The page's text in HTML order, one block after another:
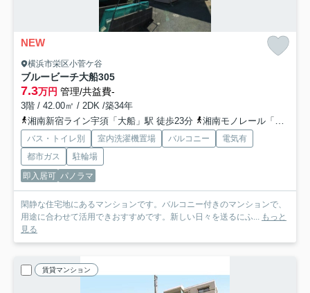
NEW
横浜市栄区小菅ケ谷
ブルービーチ大船305
7.3万円 管理/共益費-
3階 / 42.00㎡ / 2DK /築34年
湘南新宿ライン宇須「大船」駅 徒歩23分
湘南モノレール「大船」駅 徒歩23分
バス・トイレ別 室内洗濯機置場 バルコニー
電気有
都市ガス
駐輪場
即入居可 パノラマ
閑静な住宅地にあるマンションです。バルコニー付きのマンションで、
用途に合わせて活用できおすすめです。新しい日々を送るにふ... もっと
見る
賃貸マンション